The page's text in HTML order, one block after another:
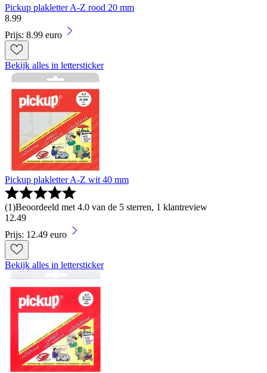
Pickup plakletter A-Z rood 20 mm
8.99
Prijs: 8.99 euro
Bekijk alles in lettersticker
Pickup plakletter A-Z wit 40 mm
(1)Beoordeeld met 4.0 van de 5 sterren, 1 klantreview
12.49
Prijs: 12.49 euro
Bekijk alles in lettersticker